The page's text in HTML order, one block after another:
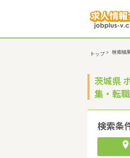
トップ > 検索結
茨城県
集・転
検索条
